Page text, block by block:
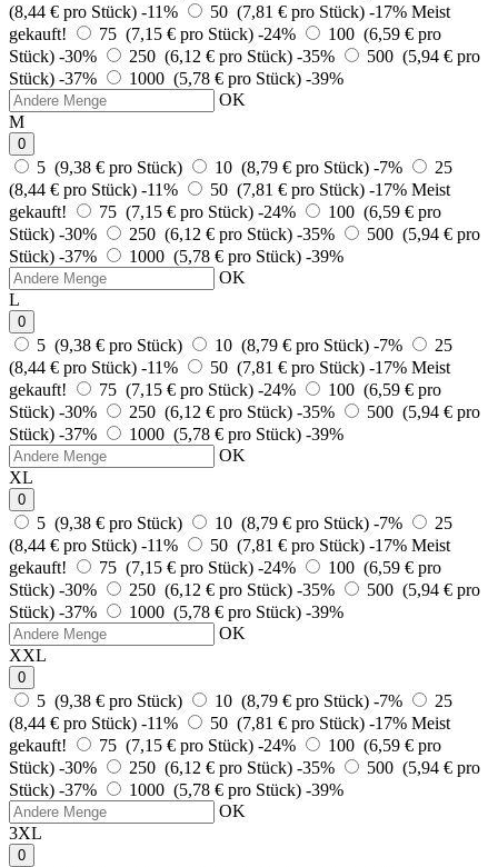
(8,44 € pro Stück) -11% 50 (7,81 € pro Stück) -17% Meist
gekauft!
75 (7,15 € pro Stück) -24%
100 (6,59 € pro
Stück) -30% 250 (6,12 € pro Stück) -35%
500 (5,94 € pro
Stück) -37% 1000 (5,78 € pro Stück) -39%
OK
M
0
5 (9,38 € pro Stück) 10 (8,79 € pro Stück) -7%
25
(8,44 € pro Stück) -11% 50 (7,81 € pro Stück) -17% Meist
gekauft!
75 (7,15 € pro Stück) -24%
100 (6,59 € pro
Stück) -30% 250 (6,12 € pro Stück) -35%
500 (5,94 € pro
Stück) -37% 1000 (5,78 € pro Stück) -39%
OK
L
0
5 (9,38 € pro Stück) 10 (8,79 € pro Stück) -7%
25
(8,44 € pro Stück) -11% 50 (7,81 € pro Stück) -17% Meist
gekauft!
75 (7,15 € pro Stück) -24%
100 (6,59 € pro
Stück) -30% 250 (6,12 € pro Stück) -35%
500 (5,94 € pro
Stück) -37% 1000 (5,78 € pro Stück) -39%
OK
XL
0
5 (9,38 € pro Stück) 10 (8,79 € pro Stück) -7%
25
(8,44 € pro Stück) -11% 50 (7,81 € pro Stück) -17% Meist
gekauft!
75 (7,15 € pro Stück) -24%
100 (6,59 € pro
Stück) -30% 250 (6,12 € pro Stück) -35%
500 (5,94 € pro
Stück) -37% 1000 (5,78 € pro Stück) -39%
OK
XXL
0
5 (9,38 € pro Stück) 10 (8,79 € pro Stück) -7%
25
(8,44 € pro Stück) -11% 50 (7,81 € pro Stück) -17% Meist
gekauft!
75 (7,15 € pro Stück) -24%
100 (6,59 € pro
Stück) -30% 250 (6,12 € pro Stück) -35%
500 (5,94 € pro
Stück) -37% 1000 (5,78 € pro Stück) -39%
OK
3XL
0